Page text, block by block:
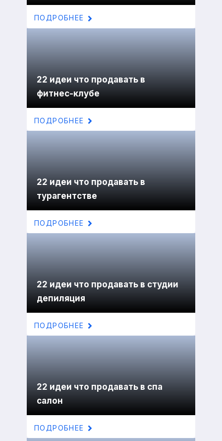
ПОДРОБНЕЕ
22 идеи что продавать в
фитнес-клубе
ПОДРОБНЕЕ
22 идеи что продавать в
турагентстве
ПОДРОБНЕЕ
22 идеи что продавать в студии
депиляция
ПОДРОБНЕЕ
22 идеи что продавать в спа
салон
ПОДРОБНЕЕ